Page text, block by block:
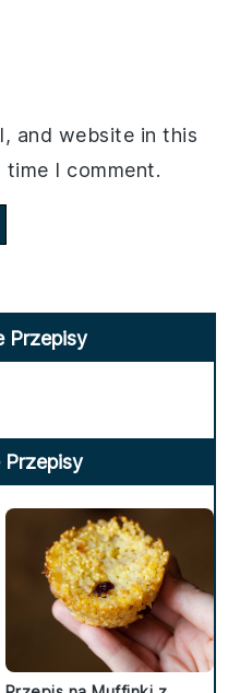
and website in this
I comment.
Przepisy
Przepisy